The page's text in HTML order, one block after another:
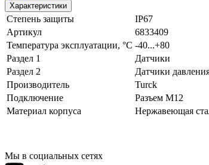
Характеристики
Степень защиты
IP67
Артикул
6833409
Температура эксплуатации, °С -40...+80
Раздел 1
Датчики
Раздел 2
Датчики
Производитель
Turck
Подключение
Разъем M12
Материал корпуса
Нержавеющая
Мы в социальных сетях